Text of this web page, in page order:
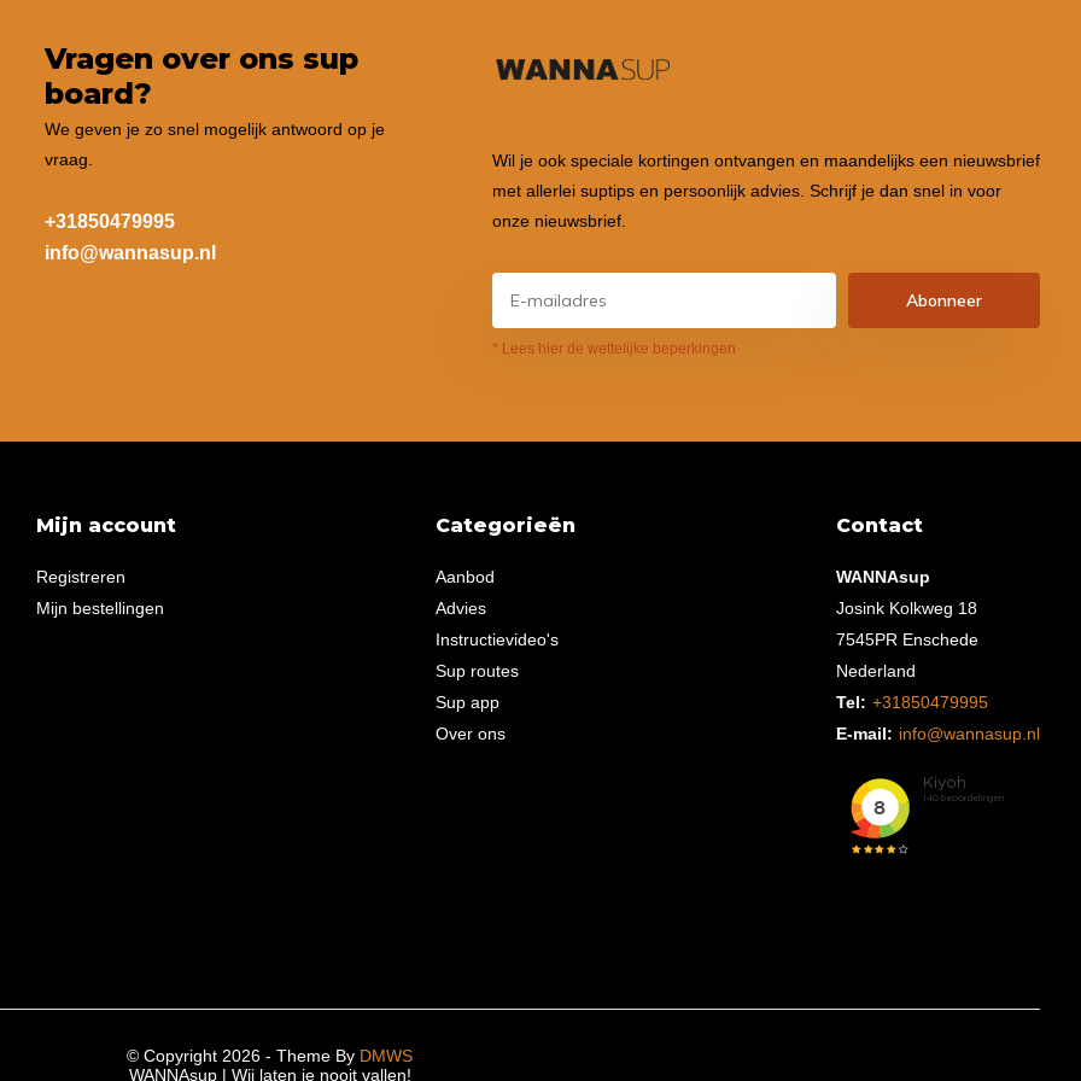
Vragen over ons sup
board?
We geven je zo snel mogelijk antwoord op je
vraag.
+31850479995
info@wannasup.nl
Wil je ook speciale kortingen ontvangen en maandelijks een nieuwsbrief
met allerlei suptips en persoonlijk advies. Schrijf je dan snel in voor
onze nieuwsbrief.
Abonneer
* Lees hier de wettelijke beperkingen
Mijn account
Registreren
Mijn bestellingen
Categorieën
Aanbod
Advies
Instructievideo's
Sup routes
Sup app
Over ons
Contact
WANNAsup
Josink Kolkweg 18
7545PR Enschede
Nederland
Tel: +31850479995
E-mail: info@wannasup.nl
© Copyright 2026 - Theme By DMWS
WANNAsup | Wij laten je nooit vallen!